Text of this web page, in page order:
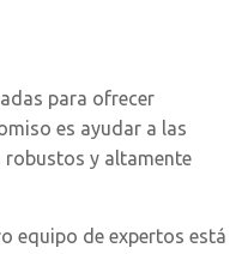
para ofrecer
es ayudar a las
y altamente
equipo de expertos está